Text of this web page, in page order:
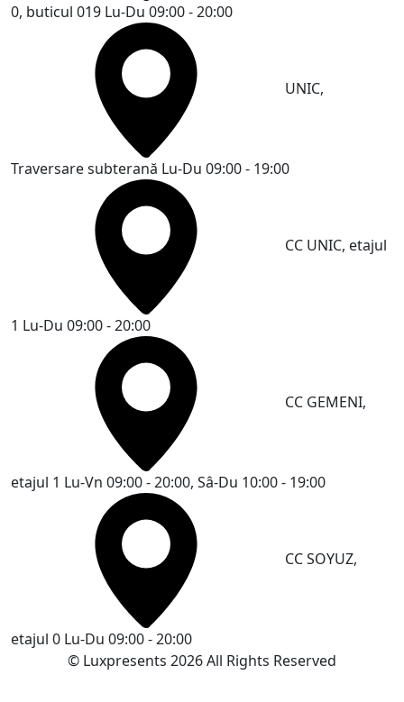
0, buticul 019 Lu-Du 09:00 - 20:00
UNIC,
Traversare subterană Lu-Du 09:00 - 19:00
CC UNIC, etajul
1 Lu-Du 09:00 - 20:00
CC GEMENI,
etajul 1 Lu-Vn 09:00 - 20:00, Sâ-Du 10:00 - 19:00
CC SOYUZ,
etajul 0 Lu-Du 09:00 - 20:00
© Luxpresents 2026 All Rights Reserved